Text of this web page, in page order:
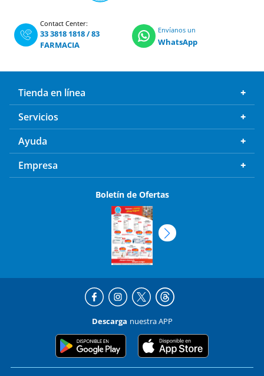
Contact Center:
33 3818 1818/83
FARMACIA
Envíanos un
WhatsApp
Tienda en línea
Servicios
Ayuda
Empresa
Boletín de Ofertas
Descarga nuestra APP